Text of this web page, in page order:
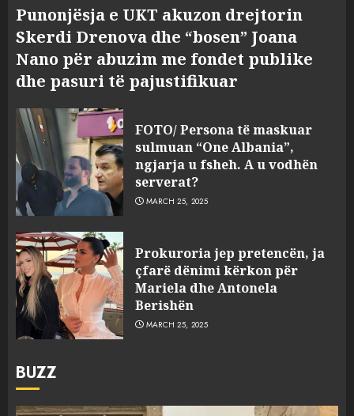
Punonjësja e UKT akuzon drejtorin
Skerdi Drenova dhe “bosen” Joana
Nano për abuzim me fondet publike
dhe pasuri të pajustifikuar
FOTO/ Persona të maskuar
sulmuan “One Albania”,
ngjarja u fsheh. A u vodhën
serverat?
MARCH 25, 2025
Prokuroria jep pretencën, ja
çfarë dënimi kërkon për
Mariela dhe Antonela
Berishën
MARCH 25, 2025
BUZZ